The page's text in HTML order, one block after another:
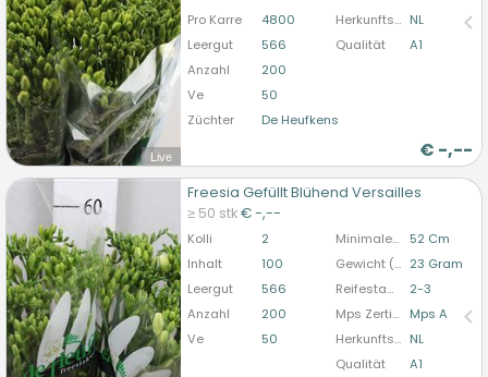
Live
Pro Karre
4800 Herkunftsland NL
Leergut
566 Qualität
A1
Anzahl
200
Ve
50
Züchter
De Heufkens
€ -,--
Freesia Gefüllt Blühend Versailles
≥ 50 stk€ -,--
Kolli 2 Minimale Stiellänge
52 Cm
Inhalt
100 Gewicht (durchschn.) 23 Gram
Leergut
566 Reifestadium
2-3
Anzahl
200 Mps Zertifizierung
Mps A
Ve
50 Herkunftsland NL
Qualität
A1
Freesia Gefüllt Blühend Versailles
U moet ingelogd zijn om te kunnen kopen.
Hier
bitte anmelden